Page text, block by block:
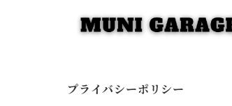
プライバシーポリシー